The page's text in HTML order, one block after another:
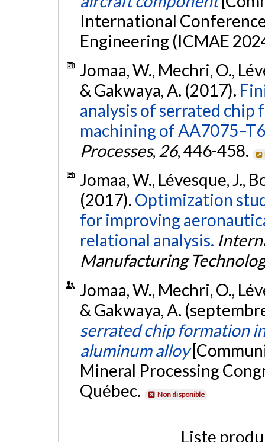
International
Engineering (ICMAE
Jomaa, W., Mechri, O.,
& Gakwaya, A. (2017).
analysis of serrated
machining of
Processes, 26, 446-458.
Jomaa, W., Lévesque, J.,
(2017). Optimization
for improving
relational analysis.
Manufacturing
Jomaa, W., Mechri, O.,
& Gakwaya, A.
serrated chip formation
aluminum alloy
Mineral Processing
Québec.
Non disponible
Liste